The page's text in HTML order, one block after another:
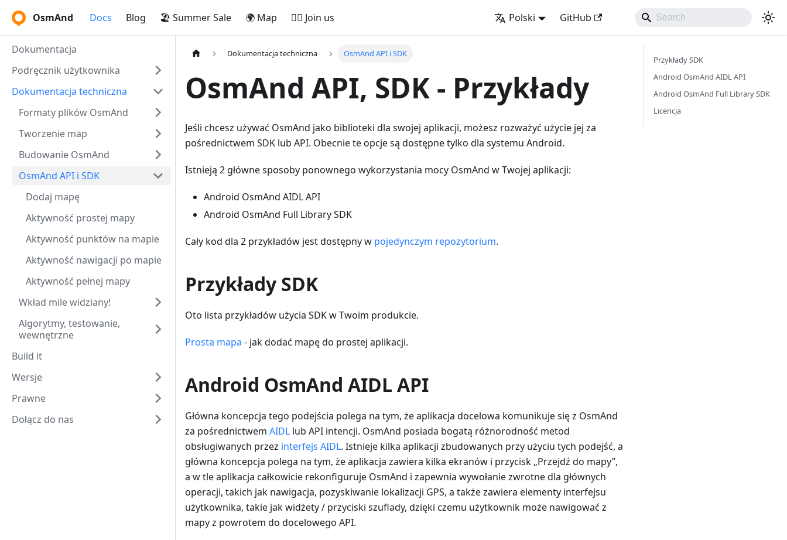
OsmAnd Docs Blog 🏖️ Summer Sale 🌍 Map 🚵‍♂️ Join us Polski GitHub
Dokumentacja
Podręcznik użytkownika
Dokumentacja techniczna
Formaty plików OsmAnd
Tworzenie map
Budowanie OsmAnd
OsmAnd API i SDK
Dodaj mapę
Aktywność prostej mapy
Aktywność punktów na mapie
Aktywność nawigacji po mapie
Aktywność pełnej mapy
Wkład mile widziany!
Algorytmy, testowanie,
wewnętrzne
Build it
Wersje
Prawne
Dołącz do nas
Dokumentacja techniczna OsmAnd API i SDK
OsmAnd API, SDK - Przykłady
Jeśli chcesz używać OsmAnd jako biblioteki dla swojej aplikacji, możesz rozważyć użycie jej za
pośrednictwem SDK lub API. Obecnie te opcje są dostępne tylko dla systemu Android.
Istnieją 2 główne sposoby ponownego wykorzystania mocy OsmAnd w Twojej aplikacji:
Android OsmAnd AIDL API
Android OsmAnd Full Library SDK
Cały kod dla 2 przykładów jest dostępny w pojedynczym repozytorium.
Przykłady SDK
Oto lista przykładów użycia SDK w Twoim produkcie.
Prosta mapa - jak dodać mapę do prostej aplikacji.
Android OsmAnd AIDL API
Główna koncepcja tego podejścia polega na tym, że aplikacja docelowa komunikuje się z OsmAnd
za pośrednictwem AIDL lub API intencji. OsmAnd posiada bogatą różnorodność metod
obsługiwanych przez interfejs AIDL. Istnieje kilka aplikacji zbudowanych przy użyciu tych podejść, a
główna koncepcja polega na tym, że aplikacja zawiera kilka ekranów i przycisk „Przejdź do mapy”,
a w tle aplikacja całkowicie rekonfiguruje OsmAnd i zapewnia wywołanie zwrotne dla głównych
operacji, takich jak nawigacja, pozyskiwanie lokalizacji GPS, a także zawiera elementy interfejsu
użytkownika, takie jak widżety / przyciski szuflady, dzięki czemu użytkownik może nawigować z
mapy z powrotem do docelowego API.
Przykłady SDK
Android OsmAnd AIDL API
Android OsmAnd Full Library SDK
Licencja